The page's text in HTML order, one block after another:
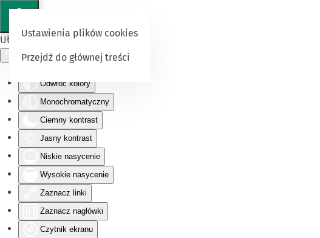
Ułatwienia dostępu
Odwróć kolory
Monochromatyczny
Ciemny kontrast
Jasny kontrast
Niskie nasycenie
Wysokie nasycenie
Zaznacz linki
Zaznacz nagłówki
Czytnik ekranu
Ustawienia plików cookies
Przejdź do głównej treści